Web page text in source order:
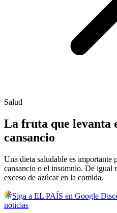
Salud
La fruta que levanta
cansancio
Una dieta saludable es importante
cansancio o el insomnio. De igual
exceso de azúcar en la comida.
Siga a EL PAÍS en Google
noticias